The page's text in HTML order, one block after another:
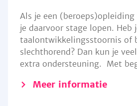
Als je een
je daarvoor stage lopen. Heb
taalontwikkelingsstoornis of
slechthorend? Dan kun je
extra ondersteuning. Met
Meer informatie